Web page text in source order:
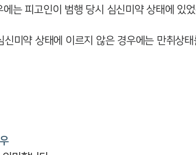
는 피고인이 범행 당시 심신미약 상태에 있
약 상태에 이르지 않은 경우에는 만취상태